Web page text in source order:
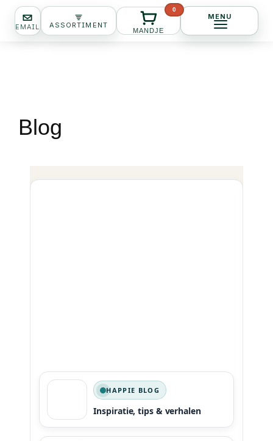
naar
Happie Delivery
Blog
EMAIL ASSORTIMENT
0
MANDJE
MENU
HAPPIE BLOG
Inspiratie, tips & verhalen